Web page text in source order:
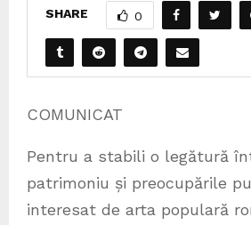
SHARE 0
COMUNICAT
Pentru a stabili o legătură
patrimoniu și preocupările
interesat de arta populară